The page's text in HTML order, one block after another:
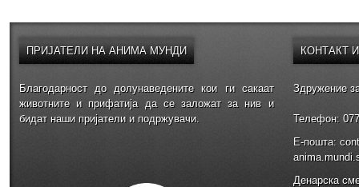
ПРИЈАТЕЛИНА АНИМА МУНДИ
Благодарност до долунаведените кои ги сакаат
животните и прифатија да се заложат за нив и
бидат наши пријатели и подржувачи.
КОНТАКТ
Здружение
Телефон:
E-пошта:
Денарска